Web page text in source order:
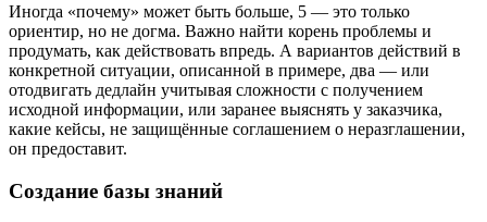
Иногда «почему» может быть больше, 5 — это только
ориентир, но не догма. Важно найти корень проблемы и
продумать, как действовать впредь. А вариантов действий в
конкретной ситуации, описанной в примере, два — или
отодвигать дедлайн учитывая сложности с получением
исходной информации, или заранее выяснять у заказчика,
какие кейсы, не защищённые соглашением о неразглашении,
он предоставит.
Создание базы знаний